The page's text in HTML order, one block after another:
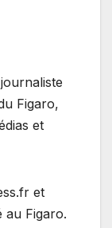
Figaro,
et
et
au Figaro.